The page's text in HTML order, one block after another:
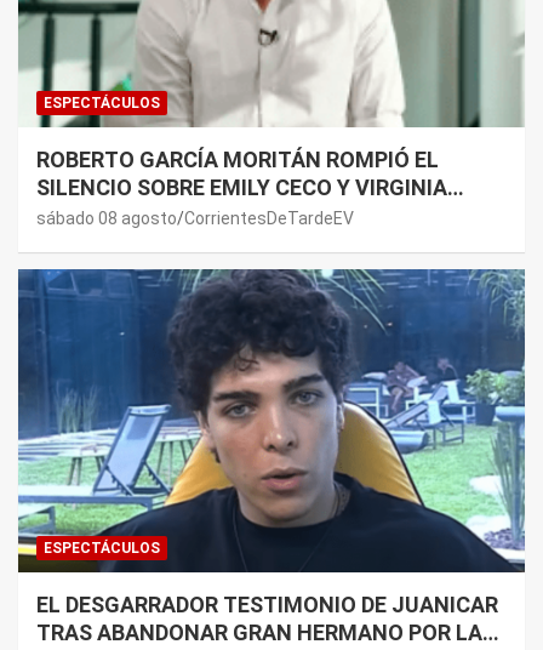
ESPECTÁCULOS
ROBERTO GARCÍA MORITÁN ROMPIÓ EL
SILENCIO SOBRE EMILY CECO Y VIRGINIA
GALLARDO: “DEDÍQUENSE A SUS VIDAS”
sábado 08 agosto CorrientesDeTardeEV
ESPECTÁCULOS
EL DESGARRADOR TESTIMONIO DE JUANICAR
TRAS ABANDONAR GRAN HERMANO POR LA